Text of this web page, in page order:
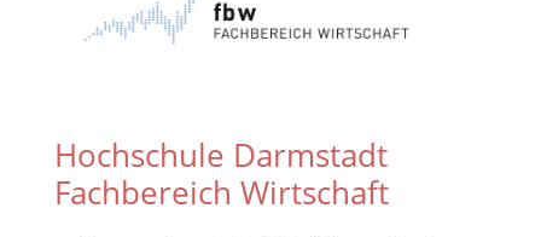
Hochschule Darmstadt
Fachbereich Wirtschaft